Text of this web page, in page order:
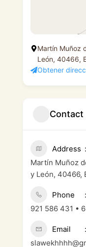
Martín Muñoz
León, 40466,
Obtener
Contact
Address
Martín Muñoz
y León, 40466,
Phone
921 586 431 •
Email